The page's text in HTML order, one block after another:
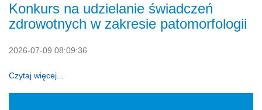
Konkurs na udzielanie świadczeń
zdrowotnych w zakresie patomorfologii
2026-07-09 08:09:36
Czytaj więcej...